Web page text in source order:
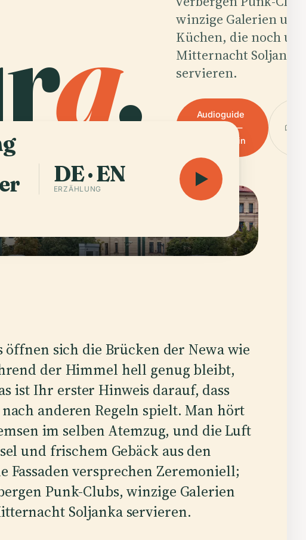
g.
winzige Galerien und
Küchen, die noch um
Mitternacht Soljanka
servieren.
Audioguide
anhören —
59 h 50 min
DE · EN
ERZÄHLUNG
öffnen sich die Brücken der Newa wie
der Himmel hell genug bleibt,
ist Ihr erster Hinweis darauf, dass
anderen Regeln spielt. Man hört
im selben Atemzug, und die Luft
und frischem Gebäck aus den
Fassaden versprechen Zeremoniell;
Punk-Clubs, winzige Galerien
Soljanka servieren.